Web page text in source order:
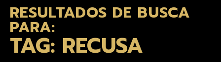
RESULTADOS DE BUSCA
PARA:
TAG: RECUSA